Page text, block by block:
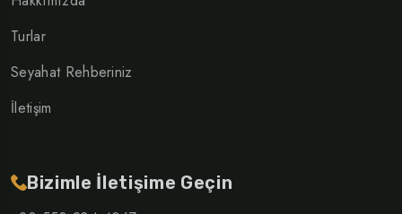
Turlar
Seyahat Rehberiniz
İletişim
Bizimle İletişime Geçin